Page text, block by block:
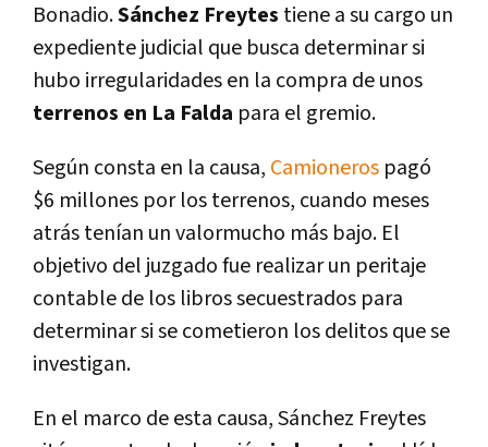
Bonadio.Sánchez Freytes tiene a su cargo un
expediente judicial que busca determinar si
hubo irregularidades en la compra de unos
terrenos en La Falda para el gremio.
Según consta en la causa, Camioneros pagó
$6 millones por los terrenos, cuando meses
atrás tení­an un valormucho más bajo. El
objetivo del juzgado fue realizar un peritaje
contable de los libros secuestrados para
determinar si se cometieron los delitos que se
investigan.
En el marco de esta causa, Sánchez Freytes